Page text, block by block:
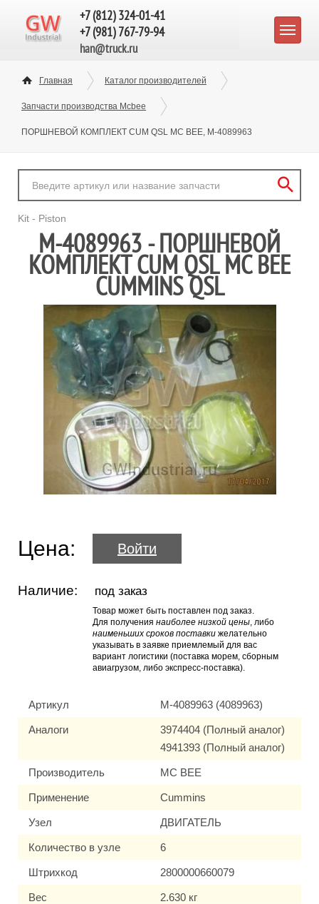
+7 (812) 324-01-41
+7 (981) 767-79-94
han@truck.ru
Главная Каталог производителей
Запчасти производства Mcbee
ПОРШНЕВОЙ КОМПЛЕКТ CUM QSL MC BEE, M-4089963
Kit - Piston
M-4089963 - ПОРШНЕВОЙ
КОМПЛЕКТ CUM QSL MC BEE
CUMMINS QSL
Цена: Войти
Наличие: под заказ
Товар может быть поставлен под заказ.
Для получения наиболее низкой цены , либо
наименьших сроков поставки желательно
указывать в заявке приемлемый для вас
вариант логистики (поставка морем, сборным
авиагрузом, либо экспресс-поставка).
Артикул M-4089963 (4089963)
Аналоги
3974404 (Полный аналог)
4941393 (Полный аналог)
Производитель MC BEE
Применение Cummins
Узел ДВИГАТЕЛЬ
Количество в узле 6
Штрихкод 2800000660079
Вес 2.630 кг